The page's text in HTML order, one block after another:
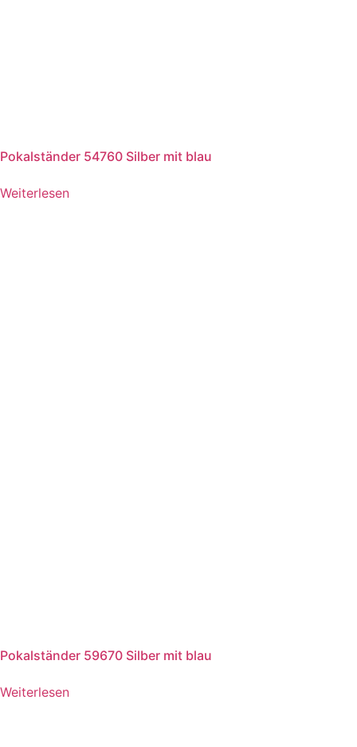
Pokalständer 54760 Silber mit blau
Weiterlesen
Pokalständer 59670 Silber mit blau
Weiterlesen